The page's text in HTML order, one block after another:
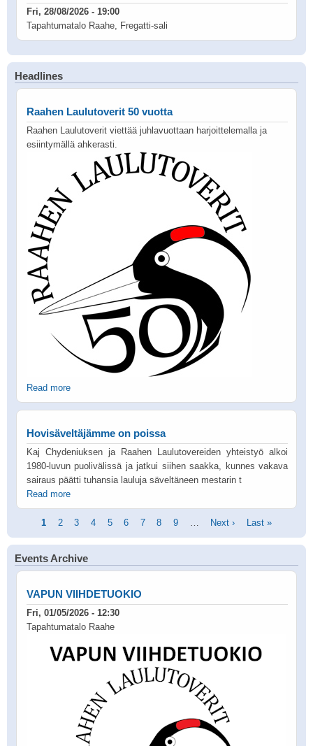
Fri, 28/08/2026 - 19:00
Tapahtumatalo Raahe, Fregatti-sali
Headlines
Raahen Laulutoverit 50 vuotta
Raahen Laulutoverit viettää juhlavuottaan harjoittelemalla ja
esiintymällä ahkerasti.
Read more
Hovisäveltäjämme on poissa
Kaj Chydeniuksen ja Raahen Laulutovereiden yhteistyö alkoi
1980-luvun puolivälissä ja jatkui siihen saakka, kunnes vakava
sairaus päätti tuhansia lauluja säveltäneen mestarin t
Read more
Pagination
Current
page
1 Page
2 Page
3 Page
4 Page
5 Page
6 Page
7 Page
8 Page
9 …
Next
page
Next ›
Last
page
Last »
Events Archive
VAPUN VIIHDETUOKIO
Fri, 01/05/2026 - 12:30
Tapahtumatalo Raahe